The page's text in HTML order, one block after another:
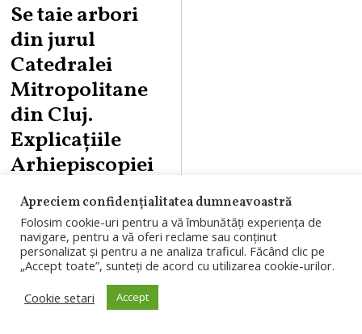
Se taie arbori
din jurul
Catedralei
Mitropolitane
din Cluj.
Explicațiile
Arhiepiscopiei
Arbori din jurul
Catedralei
Mitropolitane din
Cluj-Napoca vor fi
toaletați sau
Apreciem confidențialitatea dumneavoastră
Folosim cookie-uri pentru a vă îmbunătăți experiența de
navigare, pentru a vă oferi reclame sau conținut
personalizat și pentru a ne analiza traficul. Făcând clic pe
„Accept toate”, sunteți de acord cu utilizarea cookie-urilor.
Cookie setari
Accept